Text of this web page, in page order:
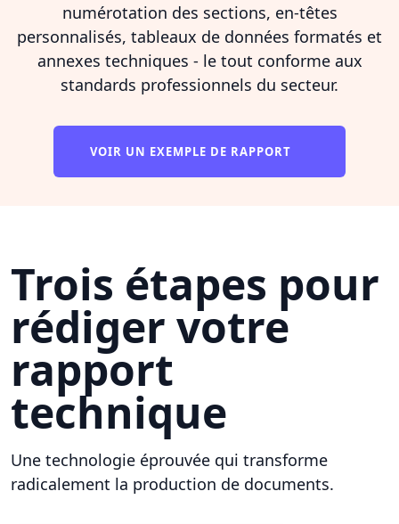
numérotation des sections, en-têtes
personnalisés, tableaux de données formatés et
annexes techniques - le tout conforme aux
standards professionnels du secteur.
VOIR UN EXEMPLE DE RAPPORT
Trois étapes pour
rédiger votre
rapport
technique
Une technologie éprouvée qui transforme
radicalement la production de documents.